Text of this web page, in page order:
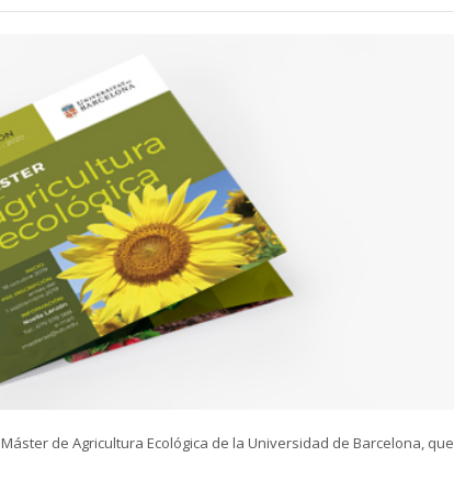
de Agricultura Ecológica de la Universidad de Barcelona, que